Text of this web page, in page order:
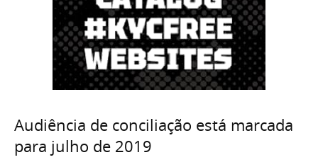
Audiência de conciliação está marcada
para julho de 2019